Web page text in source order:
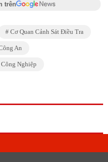
trên
Cơ Quan Cảnh Sát Điều Tra
An
Nghiệp